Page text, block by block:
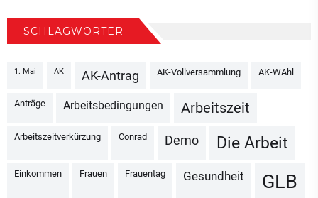
SCHLAGWÖRTER
1. Mai AK AK-Antrag AK-Vollversammlung AK-WAhl
Anträge Arbeitsbedingungen Arbeitszeit
Arbeitszeitverkürzung Conrad Demo Die Arbeit
Einkommen Frauen Frauentag Gesundheit GLB